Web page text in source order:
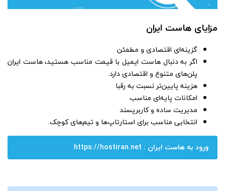
مزایای هاست ایران
گزینه‌ای اقتصادی و مطمئن
اگر به دنبال هاست ایمیل با قیمت مناسب هستید، هاست ایران
پلن‌های متنوع و اقتصادی دارد.
هزینه پایین‌تر نسبت به رقبا
امکانات پایه‌ای مناسب
مدیریت ساده و کاربرپسند
انتخابی مناسب برای استارتاپ‌ها و تیم‌های کوچک.
ورود به هاست ایران : https://hostiran.net